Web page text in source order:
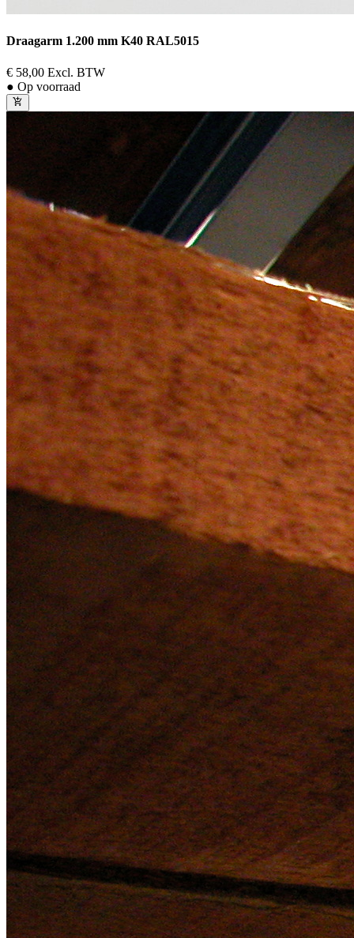
Draagarm 1.200 mm K40 RAL5015
€ 58,00 Excl. BTW
● Op voorraad